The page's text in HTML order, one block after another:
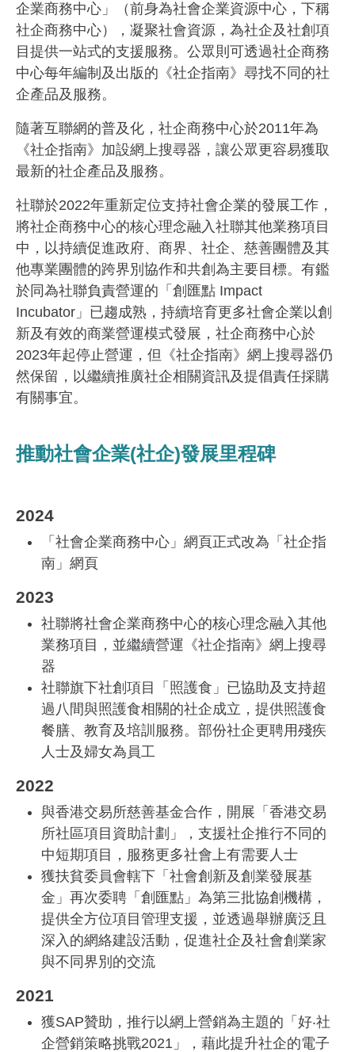
企業商務中心」（前身為社會企業資源中心，下稱
社企商務中心），凝聚社會資源，為社企及社創項
目提供一站式的支援服務。公眾則可透過社企商務
中心每年編制及出版的《社企指南》尋找不同的社
企產品及服務。
隨著互聯網的普及化，社企商務中心於2011年為
《社企指南》加設網上搜尋器，讓公眾更容易獲取
最新的社企產品及服務。
社聯於2022年重新定位支持社會企業的發展工作，
將社企商務中心的核心理念融入社聯其他業務項目
中，以持續促進政府、商界、社企、慈善團體及其
他專業團體的跨界別協作和共創為主要目標。有鑑
於同為社聯負責營運的「創匯點 Impact
Incubator」已趨成熟，持續培育更多社會企業以創
新及有效的商業營運模式發展，社企商務中心於
2023年起停止營運，但《社企指南》網上搜尋器仍
然保留，以繼續推廣社企相關資訊及提倡責任採購
有關事宜。
推動社會企業(社企)發展里程碑
2024
「社會企業商務中心」網頁正式改為「社企指
南」網頁
2023
社聯將社會企業商務中心的核心理念融入其他
業務項目，並繼續營運《社企指南》網上搜尋
器
社聯旗下社創項目「照護食」已協助及支持超
過八間與照護食相關的社企成立，提供照護食
餐膳、教育及培訓服務。部份社企更聘用殘疾
人士及婦女為員工
2022
與香港交易所慈善基金合作，開展「香港交易
所社區項目資助計劃」，支援社企推行不同的
中短期項目，服務更多社會上有需要人士
獲扶貧委員會轄下「社會創新及創業發展基
金」再次委聘「創匯點」為第三批協創機構，
提供全方位項目管理支援，並透過舉辦廣泛且
深入的網絡建設活動，促進社企及社會創業家
與不同界別的交流
2021
獲SAP贊助，推行以網上營銷為主題的「好‧社
企營銷策略挑戰2021」，藉此提升社企的電子